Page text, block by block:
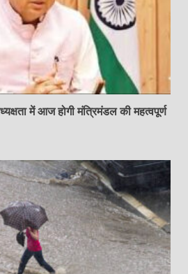
में आज होगी मंत्रिमंडल की महत्वपूर्ण